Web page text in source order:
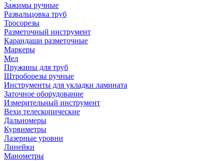
Зажимы ручные
Развальцовка труб
Тросорезы
Разметочный инструмент
Карандаши разметочные
Маркеры
Мел
Пружины для труб
Штроборезы ручные
Инструменты для укладки ламината
Заточное оборудование
Измерительный инструмент
Вехи телескопические
Дальномеры
Курвиметры
Лазерные уровни
Линейки
Манометры